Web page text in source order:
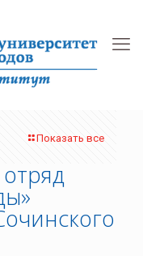
Показать все